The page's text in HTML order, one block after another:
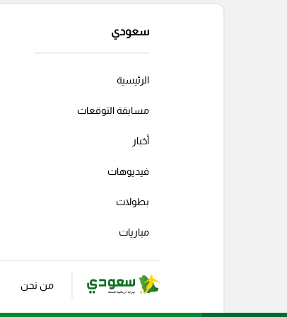
سعودي
الرئيسية
مسابقة التوقعات
أخبار
فيديوهات
بطولات
مباريات
من نحن